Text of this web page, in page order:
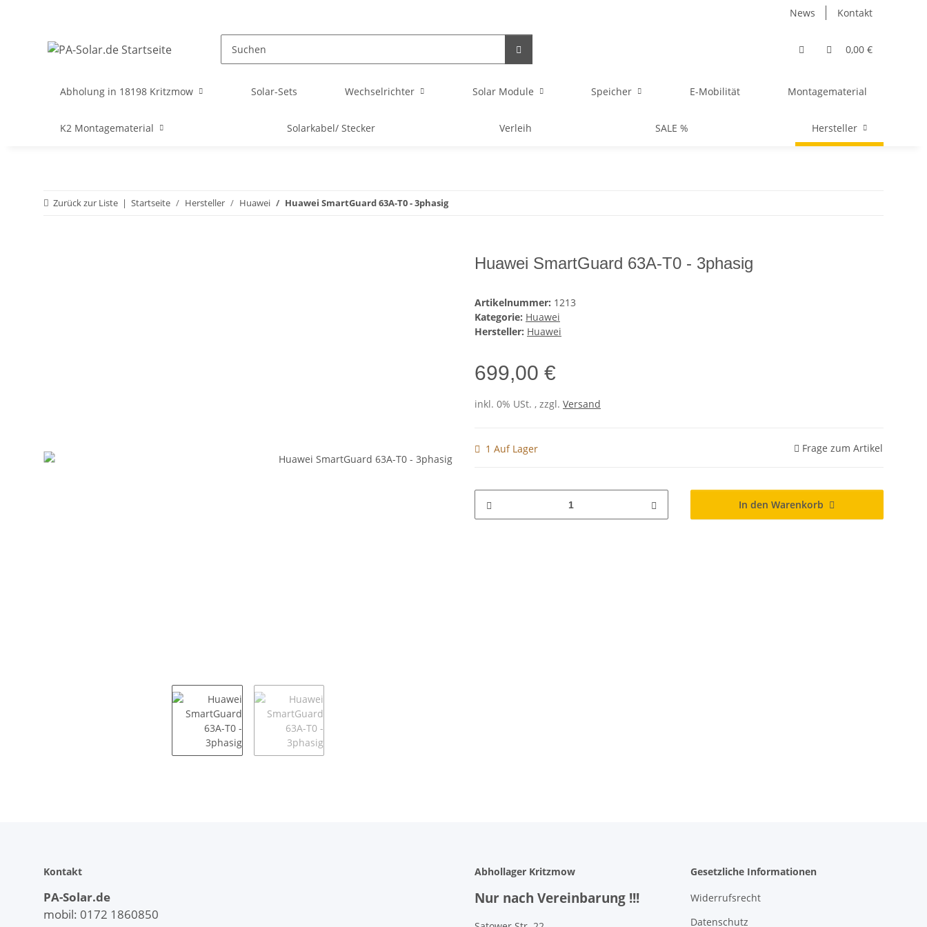
News Kontakt
0,00 €
Abholung in 18198 Kritzmow Solar-Sets Wechselrichter Solar Module Speicher E-Mobilität Montagematerial
K2 Montagematerial Solarkabel/ Stecker Verleih SALE % Hersteller
Zurück zur Liste Startseite Hersteller Huawei Huawei SmartGuard 63A-T0 - 3phasig
Huawei SmartGuard 63A-T0 - 3phasig
Artikelnummer: 1213
Kategorie: Huawei
Hersteller: Huawei
699,00 €
inkl. 0% USt. , zzgl. Versand
1 Auf Lager Frage zum Artikel
In den Warenkorb
Kontakt
PA-Solar.de
mobil: 0172 1860850
Abhollager Kritzmow
Nur nach Vereinbarung !!!
Gesetzliche Informationen
Widerrufsrecht
Datenschutz